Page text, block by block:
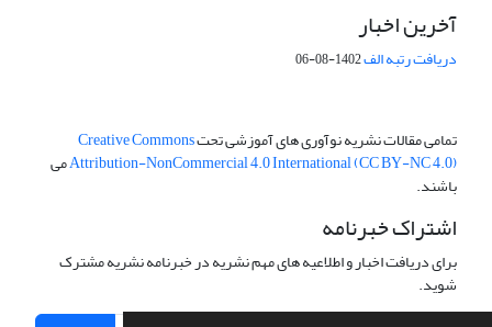
آخرین اخبار
دریافت رتبه الف1402-08-06
تمامی مقالات نشریه نوآوری های آموزشی تحتCreative Commons
Attribution-NonCommercial 4.0 International (CC BY-NC 4.0)می
باشند.
اشتراک خبرنامه
برای دریافت اخبار و اطلاعیه های مهم نشریه در خبرنامه نشریه مشترک
شوید.